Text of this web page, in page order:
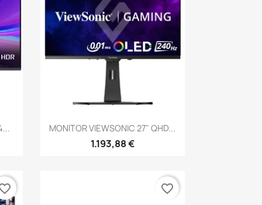
Vista rápida
MONITOR VIEWSONIC 27" QHD...
1.193,88 €
favorite_border